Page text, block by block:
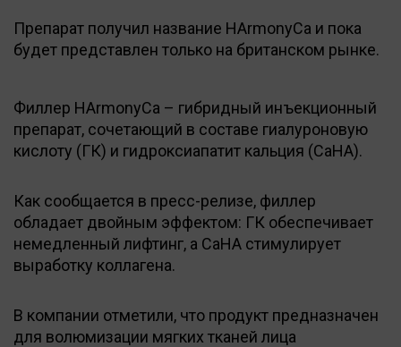
Препарат получил название HArmonyCa и пока
будет представлен только на британском рынке.
Филлер HArmonyCa – гибридный инъекционный
препарат, сочетающий в составе гиалуроновую
кислоту (ГК) и гидроксиапатит кальция (CaHA).
Как сообщается в пресс-релизе, филлер
обладает двойным эффектом: ГК обеспечивает
немедленный лифтинг, а CaHA стимулирует
выработку коллагена.
В компании отметили, что продукт предназначен
для волюмизации мягких тканей лица